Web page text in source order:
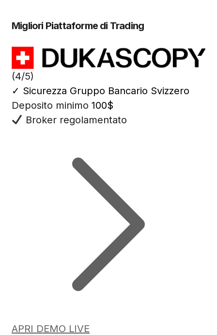
Migliori Piattaforme di Trading
(4/5)
✓ Sicurezza Gruppo Bancario Svizzero
Deposito minimo 100$
Broker regolamentato
APRI DEMO LIVE